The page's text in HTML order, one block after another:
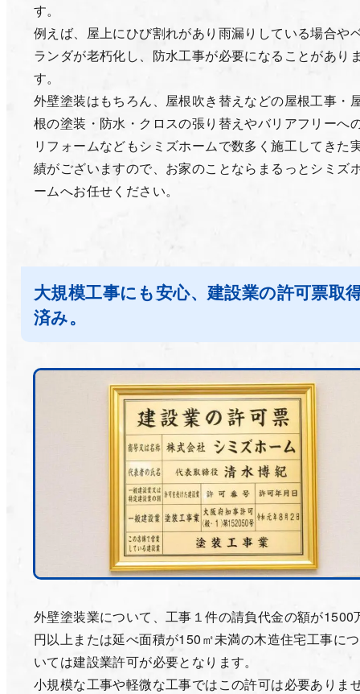
す。
例えば、屋上にひび割れがあり雨漏りしている場合や
ランダが老朽化し、防水工事が必要になることがあり
す。
外壁塗装はもちろん、屋根吹き替えなどの屋根工事・
根の塗装・防水・クロスの張り替えやバリアフリーへ
リフォームなどもシミズホームで数多く施工してきた
績がございますので、お家のことならまるっとシミズ
ームへお任せください。
大規模工事にも安心、建設業の許可票取
済み。
外壁塗装業について、工事１件の請負代金の額が1500
円以上または延べ面積が150㎡未満の木造住宅工事につ
いては建設業許可が必要となります。
小規模な工事や軽微な工事ではこの許可は必要ありま